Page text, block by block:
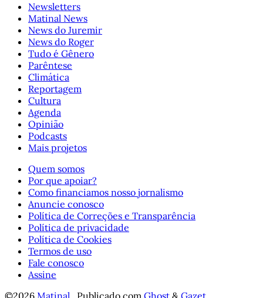
Newsletters
Matinal News
News do Juremir
News do Roger
Tudo é Gênero
Parêntese
Climática
Reportagem
Cultura
Agenda
Opinião
Podcasts
Mais projetos
Quem somos
Por que apoiar?
Como financiamos nosso jornalismo
Anuncie conosco
Política de Correções e Transparência
Política de privacidade
Política de Cookies
Termos de uso
Fale conosco
Assine